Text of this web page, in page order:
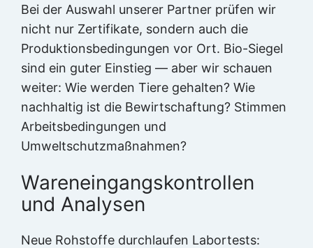
Bei der Auswahl unserer Partner prüfen wir
nicht nur Zertifikate, sondern auch die
Produktionsbedingungen vor Ort. Bio-Siegel
sind ein guter Einstieg — aber wir schauen
weiter: Wie werden Tiere gehalten? Wie
nachhaltig ist die Bewirtschaftung? Stimmen
Arbeitsbedingungen und
Umweltschutzmaßnahmen?
Wareneingangskontrollen
und Analysen
Neue Rohstoffe durchlaufen Labortests: